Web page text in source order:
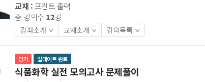
교재 : 프린트 출력
총 강의수 12강
강좌소개> 교재소개> 강의목록>
인기 업데이트 완료
식품화학 실전 모의고사 문제풀이